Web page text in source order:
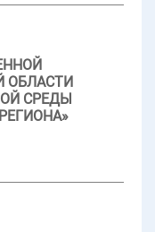
ОБЛАСТИ
СРЕДЫ